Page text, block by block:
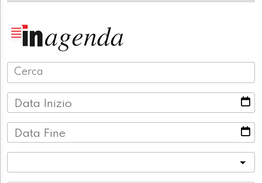
Data Inizio
Data Fine